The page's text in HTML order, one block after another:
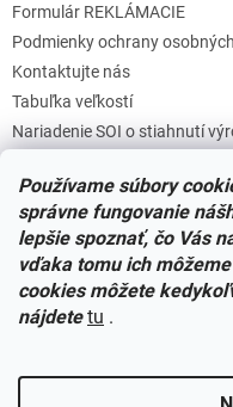
Používame súbory
správne fungovanie
lepšie spoznať, čo Vás
vďaka tomu ich
cookies môžete
nájdete tu .
Formulár REKLÁMACIE
Podmienky ochrany
Kontaktujte nás
Tabuľka veľkostí
Nariadenie SOI o stiahnutí
Zásady súborov COOKIES
Facebook